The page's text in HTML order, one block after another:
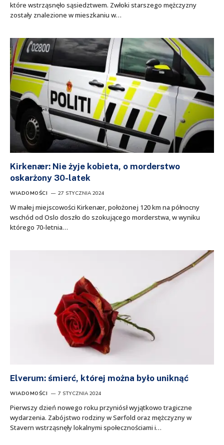
które wstrząsnęło sąsiedztwem. Zwłoki starszego mężczyzny
zostały znalezione w mieszkaniu w…
Kirkenær: Nie żyje kobieta, o morderstwo
oskarżony 30-latek
WIADOMOŚCI 27 STYCZNIA 2024
W małej miejscowości Kirkenær, położonej 120 km na północny
wschód od Oslo doszło do szokującego morderstwa, w wyniku
którego 70-letnia…
Elverum: śmierć, której można było uniknąć
WIADOMOŚCI 7 STYCZNIA 2024
Pierwszy dzień nowego roku przyniósł wyjątkowo tragiczne
wydarzenia. Zabójstwo rodziny w Sørfold oraz mężczyzny w
Stavern wstrząsnęły lokalnymi społecznościami i…